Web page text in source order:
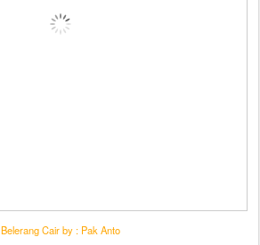
Belerang Cair by : Pak Anto